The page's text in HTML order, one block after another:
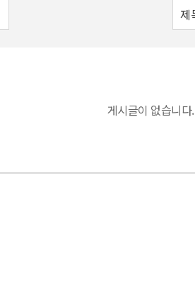
게시글이 없습니다.